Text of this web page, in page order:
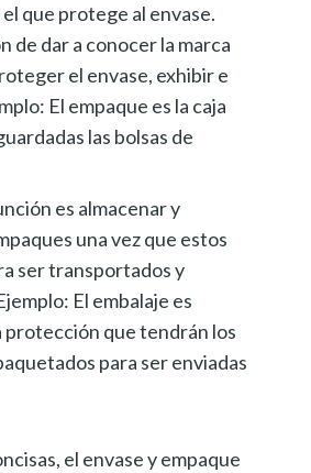
que protege al envase.
de dar a conocer la marca
el envase, exhibir e
El empaque es la caja
las bolsas de
es almacenar y
una vez que estos
ser transportados y
El embalaje es
protección que tendrán los
para ser enviadas
el envase y empaque